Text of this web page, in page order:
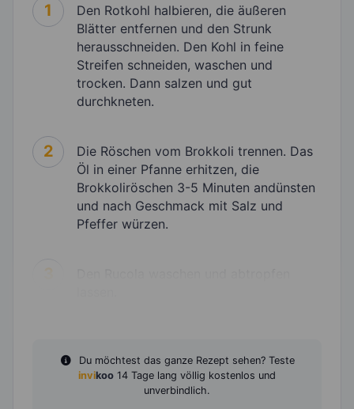
1
Den Rotkohl halbieren, die äußeren
Blätter entfernen und den Strunk
herausschneiden. Den Kohl in feine
Streifen schneiden, waschen und
trocken. Dann salzen und gut
durchkneten.
2
Die Röschen vom Brokkoli trennen. Das
Öl in einer Pfanne erhitzen, die
Brokkoliröschen 3-5 Minuten andünsten
und nach Geschmack mit Salz und
Pfeffer würzen.
Du möchtest das ganze Rezept sehen? Teste
invikoo 14 Tage lang völlig kostenlos und
unverbindlich.